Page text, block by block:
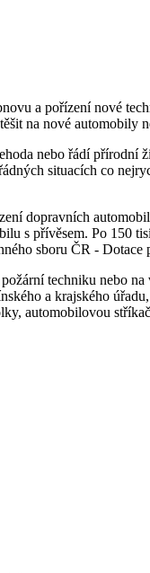
a pořízení nové
na nové automobily
nebo řádí
situacích co
dopravních
s přívěsem. Po 150
sboru ČR -
techniku nebo
a krajského
automobilovou